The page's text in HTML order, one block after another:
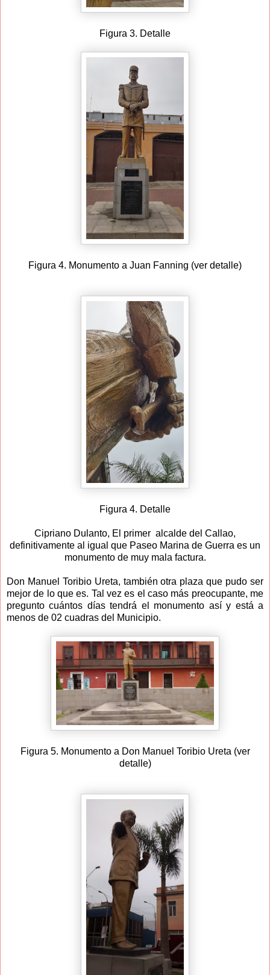
Figura 3. Detalle
Figura 4. Monumento a Juan Fanning (ver detalle)
Figura 4. Detalle
Cipriano Dulanto, El primer alcalde del Callao,
definitivamente al igual que Paseo Marina de Guerra es un
monumento de muy mala factura.
Don Manuel Toribio Ureta, también otra plaza que pudo ser
mejor de lo que es. Tal vez es el caso más preocupante, me
pregunto cuántos días tendrá el monumento así y está a
menos de 02 cuadras del Municipio.
Figura 5. Monumento a Don Manuel Toribio Ureta (ver
detalle)